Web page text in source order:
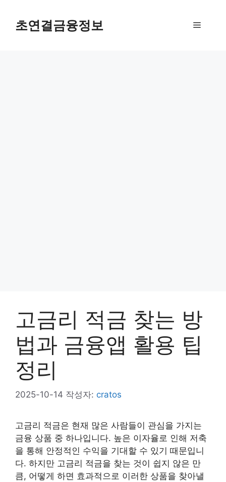
초연결금융정보 메
고금리 적금 찾는 방
법과 금융앱 활용 팁
정리
2025-10-14 작성자: cratos
고금리 적금은 현재 많은 사람들이 관심을 가지는
금융 상품 중 하나입니다. 높은 이자율로 인해 저축
을 통해 안정적인 수익을 기대할 수 있기 때문입니
다. 하지만 고금리 적금을 찾는 것이 쉽지 않은 만
큼, 어떻게 하면 효과적으로 이러한 상품을 찾아낼